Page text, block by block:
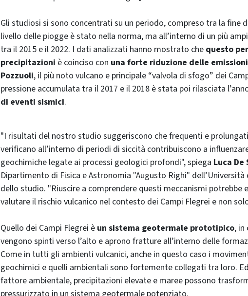
Gli studiosi si sono concentrati su un periodo, compreso tra la fine
livello delle piogge è stato nella norma, ma all’interno di un più
tra il 2015 e il 2022. I dati analizzati hanno mostrato che questo
precipitazioni è coinciso con una forte riduzione delle
Pozzuoli, il più noto vulcano e principale “valvola di sfogo” dei
pressione accumulata tra il 2017 e il 2018 è stata poi rilasciata
di eventi sismici.
"I risultati del nostro studio suggeriscono che frequenti e
verificano all’interno di periodi di siccità contribuiscono a
geochimiche legate ai processi geologici profondi", spiega Luca De
Dipartimento di Fisica e Astronomia "Augusto Righi"
dello studio. "Riuscire a comprendere questi meccanismi potrebbe
valutare il rischio vulcanico nel contesto dei Campi Flegrei e non
Quello dei Campi Flegrei è un sistema geotermale prototipico, in
vengono spinti verso l’alto e aprono fratture all’interno delle
Come in tutti gli ambienti vulcanici, anche in questo caso i
geochimici e quelli ambientali sono fortemente collegati tra loro.
fattore ambientale, precipitazioni elevate e maree possono